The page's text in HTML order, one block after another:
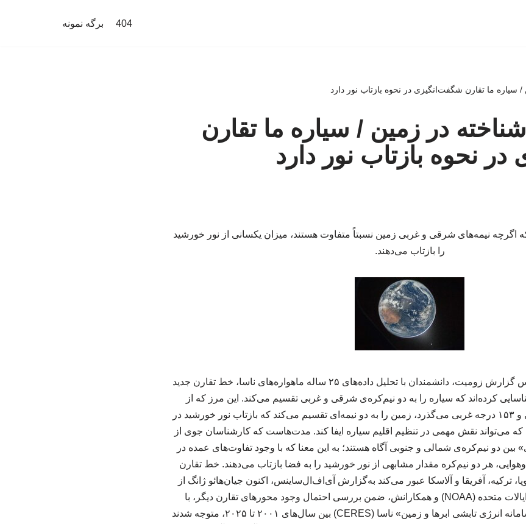
404 برگه نمونه
ما تقارن شگفت‌انگیزی در نحوه بازتاب نور دارد
در زمین / سیاره ما تقارن
نحوه بازتاب نور دارد
اگرچه نیمه‌های شرقی و غربی زمین نسبتاً متفاوت هستند، میزان یکسانی از نور خورشید
را بازتاب می‌دهند.
به گزارش زیروهاست و براساس گزارش زومیت، دانشمندان با تحلیل داده‌های ۲۵ ساله ماهواره‌های ناسا، خط تقارن جدید
کرده‌اند که سیاره را به دو نیم‌کره‌ی شرقی و غربی تقسیم می‌کند. این مرز که از
نصف‌النهارهای ۲۷ درجه شرقی و ۱۵۳ درجه غربی می‌گذرد، زمین را به دو نیمه‌ای تقسیم می‌کند که بازتاب نور خورشید در
که می‌تواند نقش مهمی در تنظیم اقلیم سیاره ایفا کند. مدت‌هاست که کارشناسان جوی از
بین دو نیم‌کره‌ی شمالی و جنوبی آگاه هستند؛ به این معنا که با وجود تفاوت‌های عمده در
هر دو نیم‌کره مقدار مشابهی از نور خورشید را به فضا بازتاب می‌دهند. خط تقارن
ترکیه، آفریقا و آلاسکا عبور می‌کند به‌گزارش آی‌اف‌ال‌ساینس، اکنون جیان‌هائو ژانگ از
اداره ملی اقیانوسی و جوی ایالات متحده (NOAA) و همکارانش، ضمن بررسی احتمال وجود محورهای تقارن دیگر، با
استفاده از داده‌های پروژه‌ی «سامانه انرژی تابشی ابرها و زمین» ناسا (CERES) بین سال‌های ۲۰۰۱ تا ۲۰۲۵، متوجه شدند